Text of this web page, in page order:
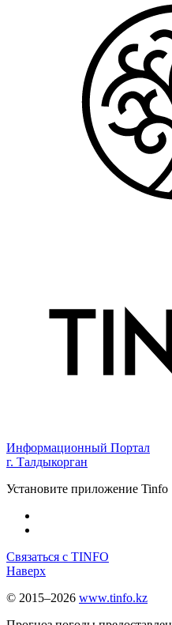
Информационный Портал
г. Талдыкорган
Установите приложение Tinfo
Связаться с TINFO
Наверх
© 2015–2026 www.tinfo.kz